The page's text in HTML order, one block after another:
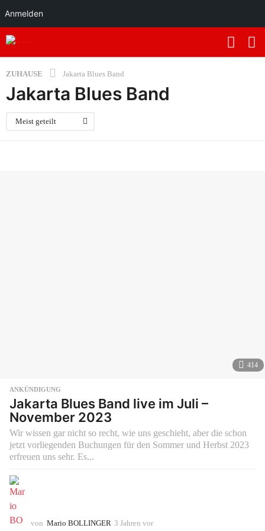
Anmelden
ZUHAUSE Jakarta Blues Band
Jakarta Blues Band
Meist geteilt
414
ANKÜNDIGUNG
Jakarta Blues Band live im Juli –
November 2023
Wir wissen gar nicht so recht, wie uns geschieht, aber die schon
jetzt vorliegenden Buchungen für den Sommer und Herbst 2023
erfreuen uns sehr. Es...
von Mario BOLLINGER 3 Jahren vor